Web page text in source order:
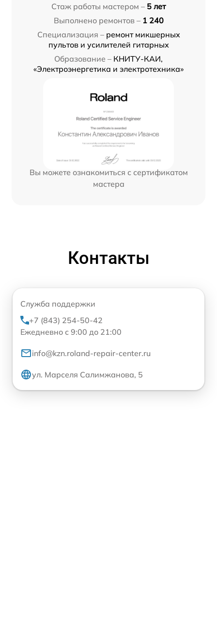
Стаж работы мастером – 5 лет
Выполнено ремонтов – 1 240
Специализация – ремонт микшерных
пультов и усилителей гитарных
Образование – КНИТУ-КАИ,
«Электроэнергетика и электротехника»
Вы можете ознакомиться с сертификатом
мастера
Контакты
Служба поддержки
+7 (843) 254-50-42
Ежедневно с 9:00 до 21:00
info@kzn.roland-repair-center.ru
ул. Марселя Салимжанова, 5